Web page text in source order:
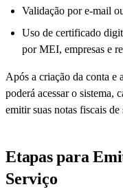
Validação por e-mail
Uso de certificado
por MEI, empresas e
Após a criação da conta e
poderá acessar o sistema,
emitir suas notas fiscais de
Etapas para
Serviço